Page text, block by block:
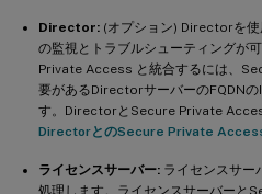
Director: (オプション) Directorを使
の監視とトラブルシューティングが
Private Access と統合するには、
要があるDirectorサーバーのFQDNの
す。DirectorとSecure Private
DirectorとのSecure Private
ライセンスサーバー: ライセンスサー
処理します。ライセンスサーバーと